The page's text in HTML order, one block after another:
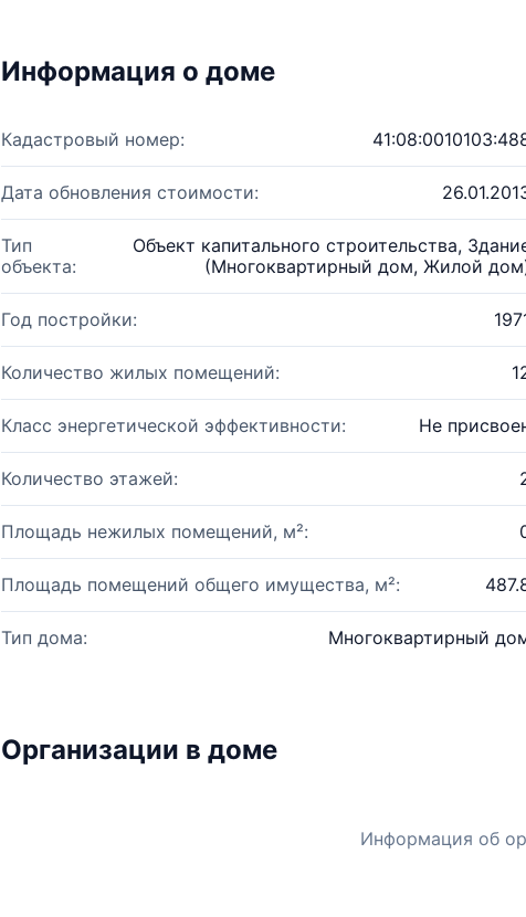
Информация о доме
Кадастровый номер:
Дата обновления стоимости:
Тип
объекта:
Объект капитального строительства,
(Многоквартирный дом, Жилой
Год постройки:
Количество жилых помещений:
Класс энергетической эффективности: Не
Количество этажей:
Площадь нежилых помещений, м²:
Площадь помещений общего имущества, м²:
Тип дома: Многоквартирный
Организации в доме
Информация об